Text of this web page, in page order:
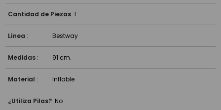
Cantidad de Piezas :1
Línea : Bestway
Medidas : 91 cm.
Material : Inflable
¿Utiliza Pilas? :No